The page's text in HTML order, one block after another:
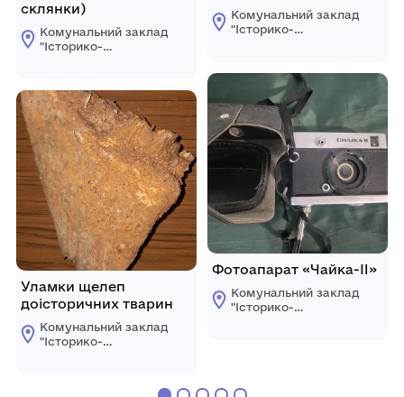
склянки)
Комунальний заклад
"Історико-
ради
Уламки щелеп
доісторичних тварин
Комунальний заклад
"Історико-
Комунальний заклад
"Історико-
ради
Фотоапарат «Чайка-II»
Комунальний заклад
"Історико-